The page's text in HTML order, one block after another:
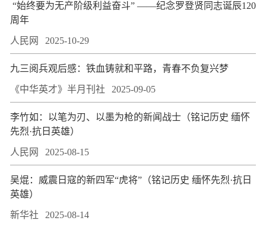
​ “始终要为无产阶级利益奋斗” ——纪念罗登贤同志诞辰120
周年
人民网 2025-10-29
九三阅兵观后感：铁血铸就和平路，青春不负复兴梦
《中华英才》半月刊社 2025-09-05
李竹如：以笔为刃、以墨为枪的新闻战士（铭记历史 缅怀
先烈·抗日英雄）
人民网 2025-08-15
吴焜：威震日寇的新四军“虎将”（铭记历史 缅怀先烈·抗日
英雄）
新华社 2025-08-14